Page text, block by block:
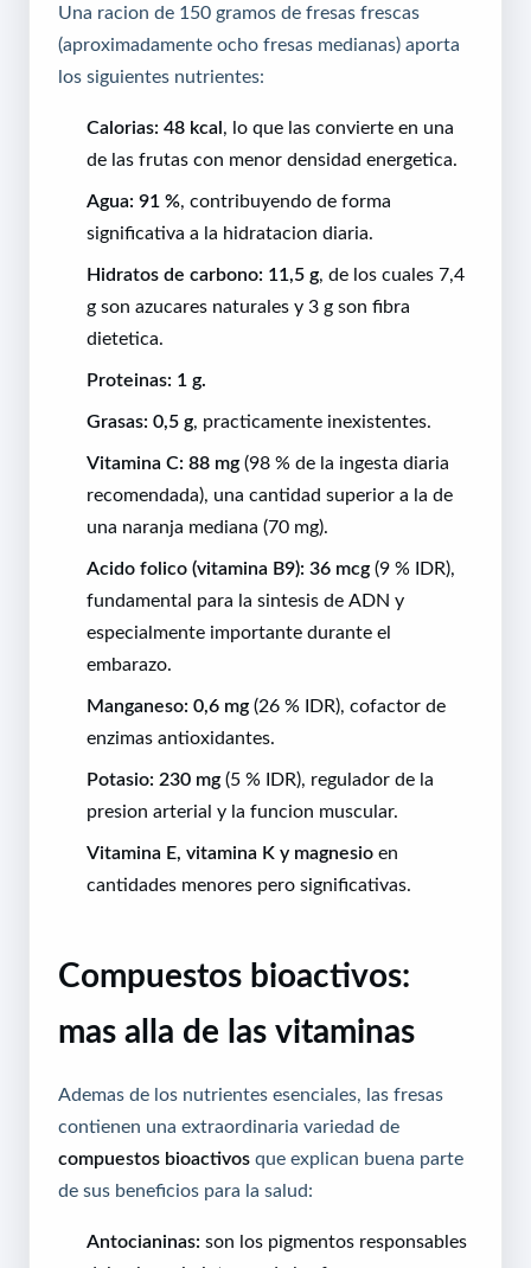
Una racion de 150 gramos de fresas frescas
(aproximadamente ocho fresas medianas) aporta
los siguientes nutrientes:
Calorias: 48 kcal , lo que las convierte en una
de las frutas con menor densidad energetica.
Agua: 91 % , contribuyendo de forma
significativa a la hidratacion diaria.
Hidratos de carbono: 11,5 g , de los cuales 7,4
g son azucares naturales y 3 g son fibra
dietetica.
Proteinas: 1 g.
Grasas: 0,5 g , practicamente inexistentes.
Vitamina C: 88 mg (98 % de la ingesta diaria
recomendada), una cantidad superior a la de
una naranja mediana (70 mg).
Acido folico (vitamina B9): 36 mcg (9 % IDR),
fundamental para la sintesis de ADN y
especialmente importante durante el
embarazo.
Manganeso: 0,6 mg (26 % IDR), cofactor de
enzimas antioxidantes.
Potasio: 230 mg (5 % IDR), regulador de la
presion arterial y la funcion muscular.
Vitamina E, vitamina K y magnesio en
cantidades menores pero significativas.
Compuestos bioactivos:
mas alla de las vitaminas
Ademas de los nutrientes esenciales, las fresas
contienen una extraordinaria variedad de
compuestos bioactivos que explican buena parte
de sus beneficios para la salud:
Antocianinas: son los pigmentos responsables